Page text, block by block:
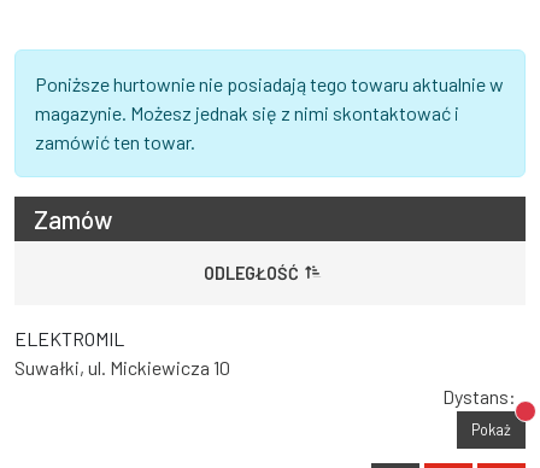
Poniższe hurtownie nie posiadają tego towaru aktualnie w
magazynie. Możesz jednak się z nimi skontaktować i
zamówić ten towar.
Zamów
ODLEGŁOŚĆ
ELEKTROMIL
Suwałki, ul. Mickiewicza 10
Dystans:
Pokaż